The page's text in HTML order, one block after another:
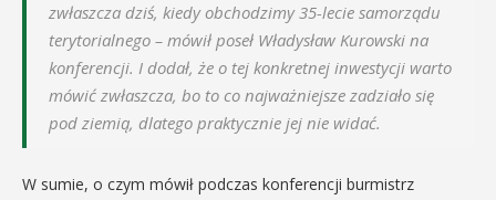
zwłaszcza dziś, kiedy obchodzimy 35-lecie samorządu
terytorialnego – mówił poseł Władysław Kurowski na
konferencji. I dodał, że o tej konkretnej inwestycji warto
mówić zwłaszcza, bo to co najważniejsze zadziało się
pod ziemią, dlatego praktycznie jej nie widać.
W sumie, o czym mówił podczas konferencji burmistrz